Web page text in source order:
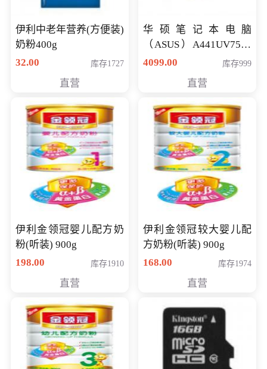
伊利中老年营养(方便装)
奶粉400g
32.00
库存1727
直营
华硕笔记本电脑
（ASUS）A441UV7500
顽石（7代i7-7500U 4G
4099.00 库存999
直营
伊利金领冠婴儿配方奶
粉(听装) 900g
198.00
库存1910
直营
伊利金领冠较大婴儿配
方奶粉(听装) 900g
168.00
库存1974
直营